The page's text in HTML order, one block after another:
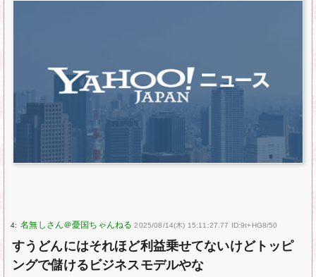
4: 2025/08/14(木) 15:11:27.77 ID:9t+HG8/50
すうどんにはそれほど利益乗せてないけどトッピ
ングで儲けるビジネスモデルやな